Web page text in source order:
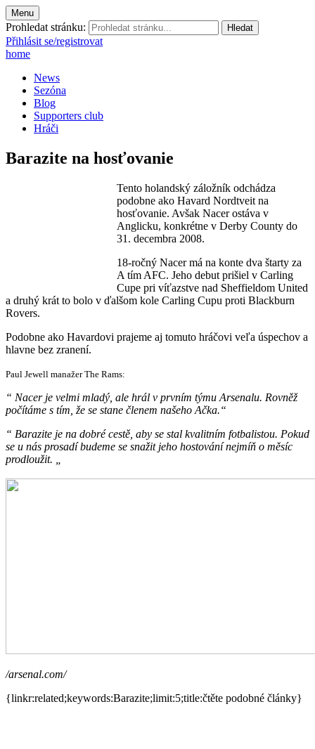
Menu
Prohledat stránku:
Přihlásit se/registrovat
home
News
Sezóna
Blog
Supporters club
Hráči
Barazite na hosťovanie
Tento holandský záložník odchádza
podobne ako Havard Nordtveit na
hosťovanie. Avšak Nacer ostáva v
Anglicku, konkrétne v Derby County do
31. decembra 2008.
18-ročný Nacer má na konte dva štarty za
A tím AFC. Jeho debut prišiel v Carling
Cupe pri víťazstve nad Sheffieldom United
a druhý krát to bolo v ďalšom kole Carling Cupu proti Blackburn
Rovers.
Podobne ako Havardovi prajeme aj tomuto hráčovi veľa úspechov a
hlavne bez zranení.
Paul Jewell manažer The Rams:
“ Nacer je velmi mladý, ale hrál v prvním týmu Arsenalu. Rovněž
počítáme s tím, že se stane členem našeho Ačka.“
“ Barazite je na dobré cestě, aby se stal kvalitním fotbalistou. Pokud
se u nás prosadí budeme se snažit jeho hostování nejmíň o měsíc
prodloužit. „
/arsenal.com/
{linkr:related;keywords:Barazite;limit:5;title:čtěte podobné články}